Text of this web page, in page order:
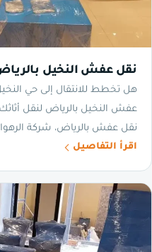
نقل عفش النخيل
هل تخطط للانتقال إلى حي
عفش النخيل بالرياض لنقل
نقل عفش بالرياض، شركة
اقرأ التفاصيل